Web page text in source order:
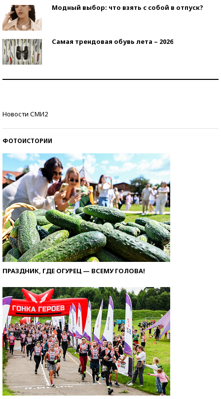
Модный выбор: что взять с собой в отпуск?
Самая трендовая обувь лета – 2026
Новости СМИ2
ФОТОИСТОРИИ
ПРАЗДНИК, ГДЕ ОГУРЕЦ — ВСЕМУ ГОЛОВА!